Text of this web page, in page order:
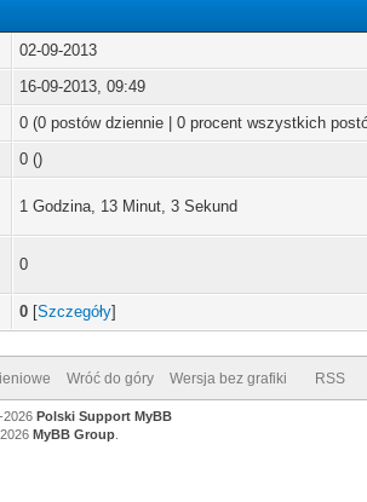
02-09-2013
16-09-2013, 09:49
0 (0 postów dziennie | 0 procent wszystkich
0 ()
1 Godzina, 13 Minut, 3 Sekund
0
0 [Szczegóły]
Wróć do góry Wersja bez grafiki RSS
2026 Polski Support MyBB
MyBB Group